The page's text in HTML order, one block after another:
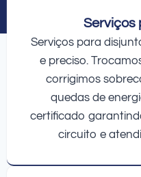
Serviços
Serviços para
e preciso.
corrigimos
quedas de
certificado
circuito e